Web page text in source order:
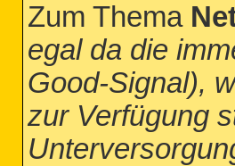
Zum Thema
egal da die
Good-Signal),
zur Verfügung